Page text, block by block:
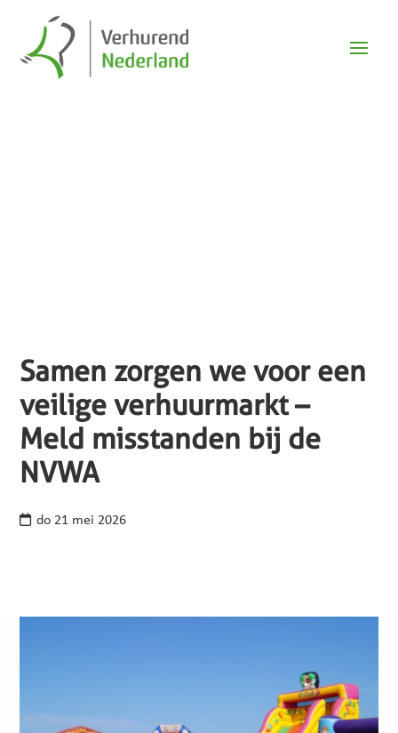
Samen zorgen we voor een
veilige verhuurmarkt –
Meld misstanden bij de
NVWA
do 21 mei 2026